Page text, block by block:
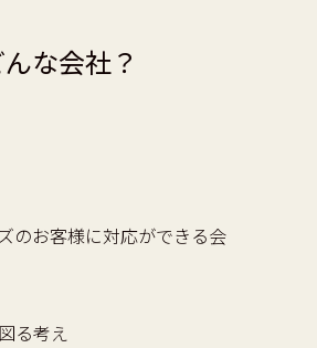
な会社？
のお客様に対応ができる会
る考え